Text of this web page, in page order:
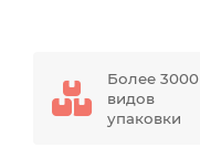
Более 3000
видов
упаковки